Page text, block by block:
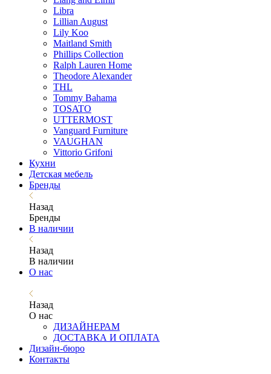
Libra
Lillian August
Lily Koo
Maitland Smith
Phillips Collection
Ralph Lauren Home
Theodore Alexander
THL
Tommy Bahama
TOSATO
UTTERMOST
Vanguard Furniture
VAUGHAN
Vittorio Grifoni
Кухни
Детская мебель
Бренды
Назад
Бренды
В наличии
Назад
В наличии
О нас
Назад
О нас
ДИЗАЙНЕРАМ
ДОСТАВКА И ОПЛАТА
Дизайн-бюро
Контакты